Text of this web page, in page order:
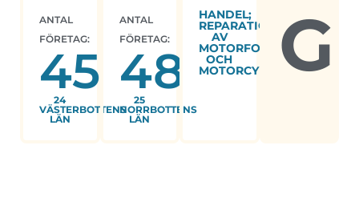
ANTAL
FÖRETAG:
45
24
VÄSTERBOTTENS
LÄN
ANTAL
FÖRETAG:
48
25
NORRBOTTENS
LÄN
HANDEL;
REPARATION
AV
MOTORFORDON
OCH
MOTORCYKLARG